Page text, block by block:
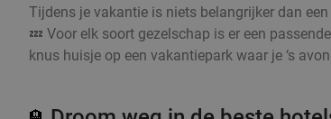
Tijdens je vakantie is niets belangrijker dan
💤 Voor elk soort gezelschap is er een
knus huisje op een vakantiepark waar je ‘s